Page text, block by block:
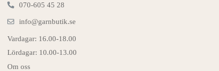
070-605 45 28
info@garnbutik.se
Vardagar: 16.00-18.00
Lördagar: 10.00-13.00
Om oss